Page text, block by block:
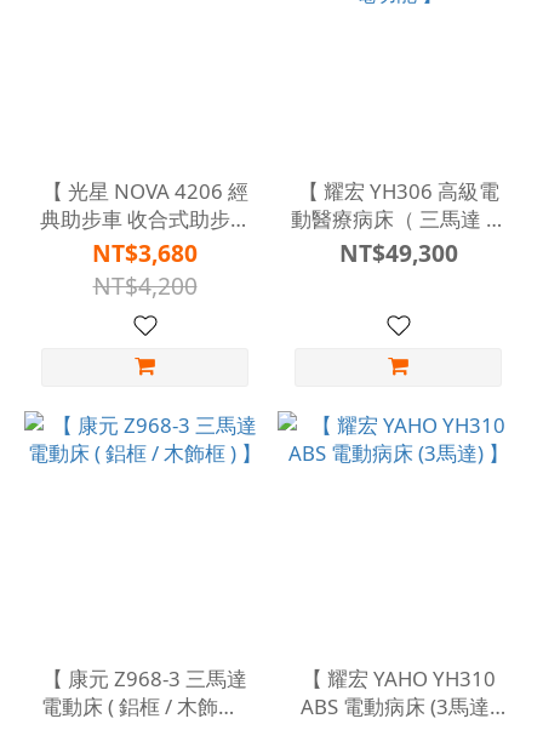
【 光星 NOVA 4206 經
典助步車 收合式助步車
】
NT$3,680
NT$4,200
【 耀宏 YH306 高級電
動醫療病床（ 三馬達 ）
含蓄電功能 】
NT$49,300
【 康元 Z968-3 三馬達
電動床 ( 鋁框 / 木飾框 )
【 耀宏 YAHO YH310
ABS 電動病床 (3馬達)